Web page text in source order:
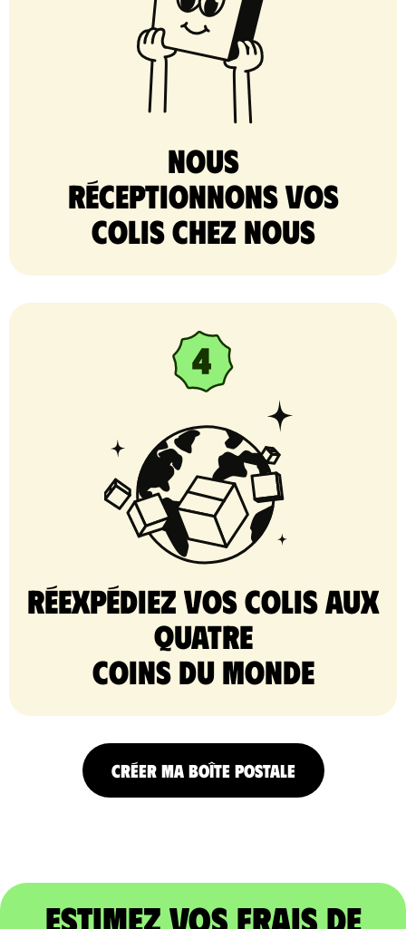
nous
réceptionnons vos
colis chez nous
Réexpédiez vos colis aux
quatre
coins du monde
CRÉER MA BOÎTE POSTALE
Estimez vos frais de